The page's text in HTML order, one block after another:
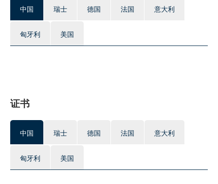
中国 瑞士 德国 法国 意大利
匈牙利 美国
证书
中国 瑞士 德国 法国 意大利
匈牙利 美国